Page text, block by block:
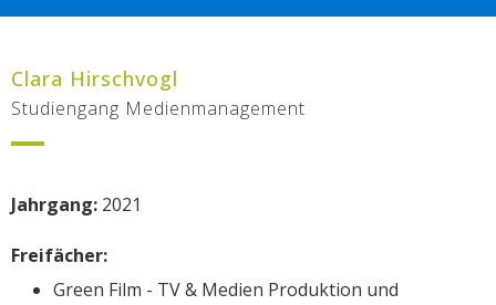
Clara Hirschvogl
Studiengang Medienmanagement
Jahrgang: 2021
Freifächer:
Green Film - TV & Medien Produktion und